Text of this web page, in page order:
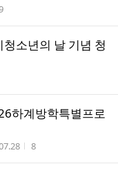
회수
소년의 날 기념 청
하계방학특별프로
시간 조회수
8